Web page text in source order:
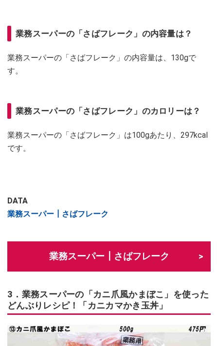
業務スーパーの「さばフレーク」の内容量は？
業務スーパーの「さばフレーク」の内容量は、130gで
す。
業務スーパーの「さばフレーク」のカロリーは？
業務スーパーの「さばフレーク」は100gあたり、297kcal
です。
DATA
業務スーパー┃さばフレーク
業務スーパー┃さばフレーク
3．業務スーパーの「カニ爪風かまぼこ」を使った
どんぶりレシピ！「カニカマかき玉丼」